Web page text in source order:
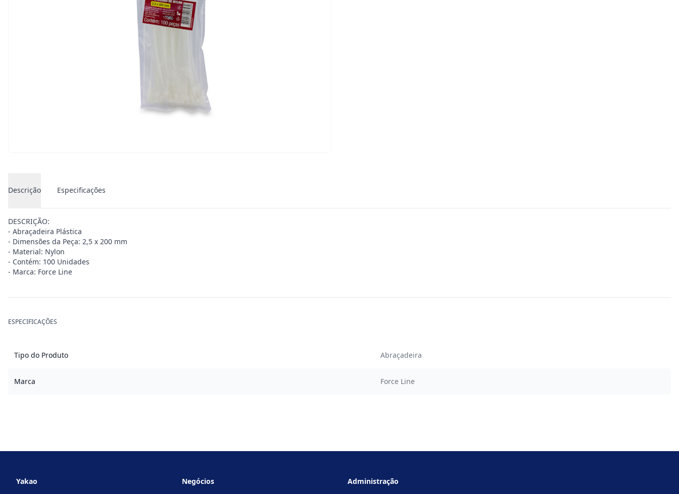
Descrição Especificações
DESCRIÇÃO:
- Abraçadeira Plástica
- Dimensões da Peça: 2,5 x 200 mm
- Material: Nylon
- Contém: 100 Unidades
- Marca: Force Line
ESPECIFICAÇÕES
Tipo do Produto Abraçadeira
Marca Force Line
Yakao Negócios Administração